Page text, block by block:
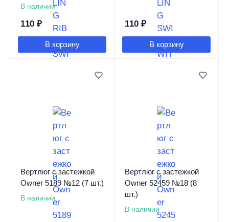
В наличии
110 ₽
В корзину
110 ₽
В корзину
Вертлюг с застежкой
Owner 5189 №12 (7 шт.)
В наличии
Вертлюг с застежкой
Owner 52459 №18 (8
шт.)
В наличии